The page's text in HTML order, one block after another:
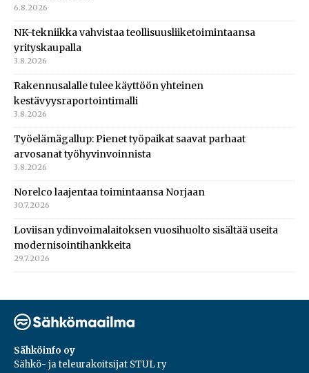
6.8.2026
NK-tekniikka vahvistaa teollisuusliiketoimintaansa
yrityskaupalla
3.8.2026
Rakennusalalle tulee käyttöön yhteinen
kestävyysraportointimalli
3.8.2026
Työelämägallup: Pienet työpaikat saavat parhaat
arvosanat työhyvinvoinnista
3.8.2026
Norelco laajentaa toimintaansa Norjaan
30.7.2026
Loviisan ydinvoimalaitoksen vuosihuolto sisältää useita
modernisointihankkeita
29.7.2026
Sähköinfo oy
Sähkö- ja teleurakoitsijat STUL ry